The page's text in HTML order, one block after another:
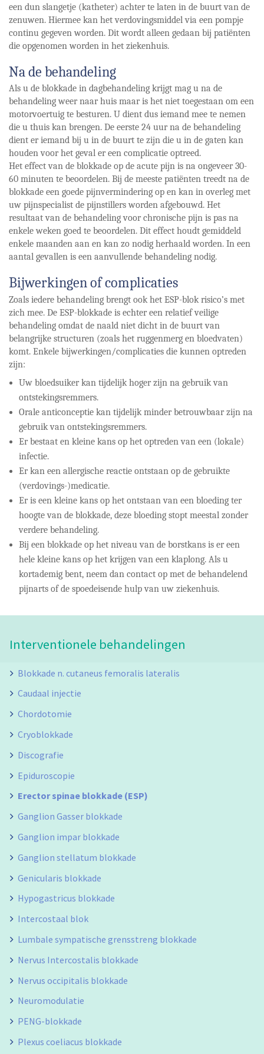
een dun slangetje (katheter) achter te laten in de buurt van de
zenuwen. Hiermee kan het verdovingsmiddel via een pompje
continu gegeven worden. Dit wordt alleen gedaan bij patiënten
die opgenomen worden in het ziekenhuis.
Na de behandeling
Als u de blokkade in dagbehandeling krijgt mag u na de
behandeling weer naar huis maar is het niet toegestaan om een
motorvoertuig te besturen. U dient dus iemand mee te nemen
die u thuis kan brengen. De eerste 24 uur na de behandeling
dient er iemand bij u in de buurt te zijn die u in de gaten kan
houden voor het geval er een complicatie optreed.
Het effect van de blokkade op de acute pijn is na ongeveer 30-
60 minuten te beoordelen. Bij de meeste patiënten treedt na de
blokkade een goede pijnvermindering op en kan in overleg met
uw pijnspecialist de pijnstillers worden afgebouwd. Het
resultaat van de behandeling voor chronische pijn is pas na
enkele weken goed te beoordelen. Dit effect houdt gemiddeld
enkele maanden aan en kan zo nodig herhaald worden. In een
aantal gevallen is een aanvullende behandeling nodig.
Bijwerkingen of complicaties
Zoals iedere behandeling brengt ook het ESP-blok risico’s met
zich mee. De ESP-blokkade is echter een relatief veilige
behandeling omdat de naald niet dicht in de buurt van
belangrijke structuren (zoals het ruggenmerg en bloedvaten)
komt. Enkele bijwerkingen/complicaties die kunnen optreden
zijn:
Uw bloedsuiker kan tijdelijk hoger zijn na gebruik van
ontstekingsremmers.
Orale anticonceptie kan tijdelijk minder betrouwbaar zijn na
gebruik van ontstekingsremmers.
Er bestaat en kleine kans op het optreden van een (lokale)
infectie.
Er kan een allergische reactie ontstaan op de gebruikte
(verdovings-)medicatie.
Er is een kleine kans op het ontstaan van een bloeding ter
hoogte van de blokkade, deze bloeding stopt meestal zonder
verdere behandeling.
Bij een blokkade op het niveau van de borstkans is er een
hele kleine kans op het krijgen van een klaplong. Als u
kortademig bent, neem dan contact op met de behandelend
pijnarts of de spoedeisende hulp van uw ziekenhuis.
Interventionele behandelingen
Blokkade n. cutaneus femoralis lateralis
Caudaal injectie
Chordotomie
Cryoblokkade
Discografie
Epiduroscopie
Erector spinae blokkade (ESP)
Ganglion Gasser blokkade
Ganglion impar blokkade
Ganglion stellatum blokkade
Genicularis blokkade
Hypogastricus blokkade
Intercostaal blok
Lumbale sympatische grensstreng blokkade
Nervus Intercostalis blokkade
Nervus occipitalis blokkade
Neuromodulatie
PENG-blokkade
Plexus coeliacus blokkade